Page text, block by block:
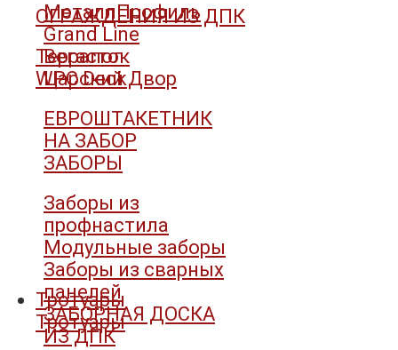
МеталлПрофиль
Grand Line
Вегасток
Царский Двор
ЕВРОШТАКЕТНИК
НА ЗАБОР
ЗАБОРЫ
Заборы из
профнастила
Модульные заборы
Заборы из сварных
панелей
ЗАБОРНАЯ ДОСКА
ИЗ ДПК
ОГРАЖДЕНИЯ ИЗ ДПК
Террапол
WPC Deck
Тротуары
Тротуары